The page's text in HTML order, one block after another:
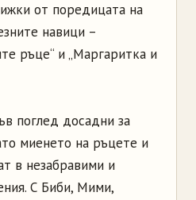
от поредицата на
навици –
ръце“ и „Маргаритка и
поглед досадни за
миенето на ръцете и
в незабравими и
С Биби, Мими,